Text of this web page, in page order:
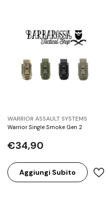
BRAND:
WARRIOR ASSAULT SYSTEMS
Warrior Single Smoke Gen 2
€34,90
Aggiungi Subito